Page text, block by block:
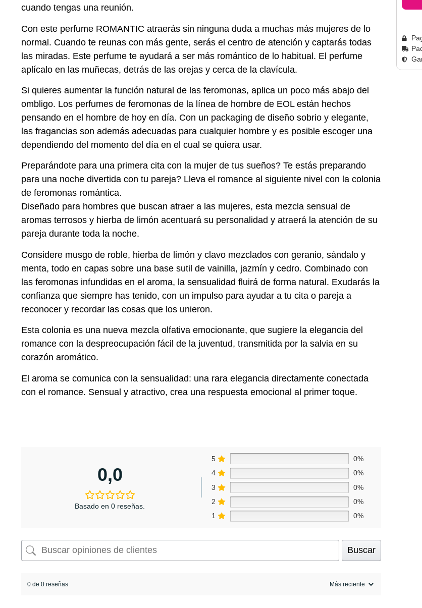
cuando tengas una reunión.
Con este perfume ROMANTIC atraerás sin ninguna duda a muchas más mujeres de lo
normal. Cuando te reunas con más gente, serás el centro de atención y captarás todas
las miradas. Este perfume te ayudará a ser más romántico de lo habitual. El perfume
aplícalo en las muñecas, detrás de las orejas y cerca de la clavícula.
Si quieres aumentar la función natural de las feromonas, aplica un poco más abajo del
ombligo. Los perfumes de feromonas de la línea de hombre de EOL están hechos
pensando en el hombre de hoy en día. Con un packaging de diseño sobrio y elegante,
las fragancias son además adecuadas para cualquier hombre y es posible escoger una
dependiendo del momento del día en el cual se quiera usar.
Preparándote para una primera cita con la mujer de tus sueños? Te estás preparando
para una noche divertida con tu pareja? Lleva el romance al siguiente nivel con la colonia
de feromonas romántica.
Diseñado para hombres que buscan atraer a las mujeres, esta mezcla sensual de
aromas terrosos y hierba de limón acentuará su personalidad y atraerá la atención de su
pareja durante toda la noche.
Considere musgo de roble, hierba de limón y clavo mezclados con geranio, sándalo y
menta, todo en capas sobre una base sutil de vainilla, jazmín y cedro. Combinado con
las feromonas infundidas en el aroma, la sensualidad fluirá de forma natural. Exudarás la
confianza que siempre has tenido, con un impulso para ayudar a tu cita o pareja a
reconocer y recordar las cosas que los unieron.
Esta colonia es una nueva mezcla olfativa emocionante, que sugiere la elegancia del
romance con la despreocupación fácil de la juventud, transmitida por la salvia en su
corazón aromático.
El aroma se comunica con la sensualidad: una rara elegancia directamente conectada
con el romance. Sensual y atractivo, crea una respuesta emocional al primer toque.
0,0
Basado en 0 reseñas.
5
0%
4
0%
3
0%
2
0%
1
0%
Buscar
0 de 0 reseñas